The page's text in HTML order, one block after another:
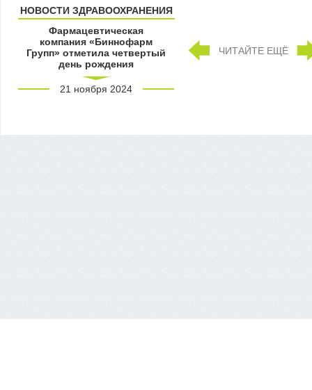
НОВОСТИ ЗДРАВООХРАНЕНИЯ
Фармацевтическая
компания «Биннофарм
Групп» отметила четвертый
день рождения
21 ноября 2024
ЧИТАЙТЕ ЕЩЁ